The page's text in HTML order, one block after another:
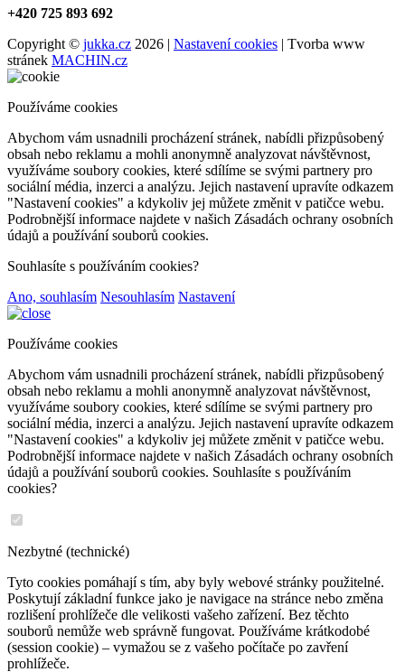
+420 725 893 692
Copyright © jukka.cz 2026 | Nastavení cookies | Tvorba www
stránek MACHIN.cz
Používáme cookies
Abychom vám usnadnili procházení stránek, nabídli přizpůsobený
obsah nebo reklamu a mohli anonymně analyzovat návštěvnost,
využíváme soubory cookies, které sdílíme se svými partnery pro
sociální média, inzerci a analýzu. Jejich nastavení upravíte odkazem
"Nastavení cookies" a kdykoliv jej můžete změnit v patičce webu.
Podrobnější informace najdete v našich Zásadách ochrany osobních
údajů a používání souborů cookies.
Souhlasíte s používáním cookies?
Ano, souhlasím Nesouhlasím Nastavení
Používáme cookies
Abychom vám usnadnili procházení stránek, nabídli přizpůsobený
obsah nebo reklamu a mohli anonymně analyzovat návštěvnost,
využíváme soubory cookies, které sdílíme se svými partnery pro
sociální média, inzerci a analýzu. Jejich nastavení upravíte odkazem
"Nastavení cookies" a kdykoliv jej můžete změnit v patičce webu.
Podrobnější informace najdete v našich Zásadách ochrany osobních
údajů a používání souborů cookies. Souhlasíte s používáním
cookies?
Nezbytné (technické)
Tyto cookies pomáhají s tím, aby byly webové stránky použitelné.
Poskytují základní funkce jako je navigace na stránce nebo změna
rozlišení prohlížeče dle velikosti vašeho zařízení. Bez těchto
souborů nemůže web správně fungovat. Používáme krátkodobé
(session cookie) – vymažou se z vašeho počítače po zavření
prohlížeče.